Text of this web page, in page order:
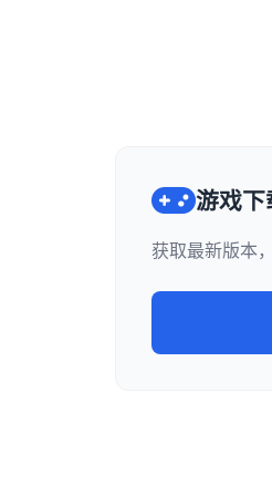
游戏下
获取最新版本